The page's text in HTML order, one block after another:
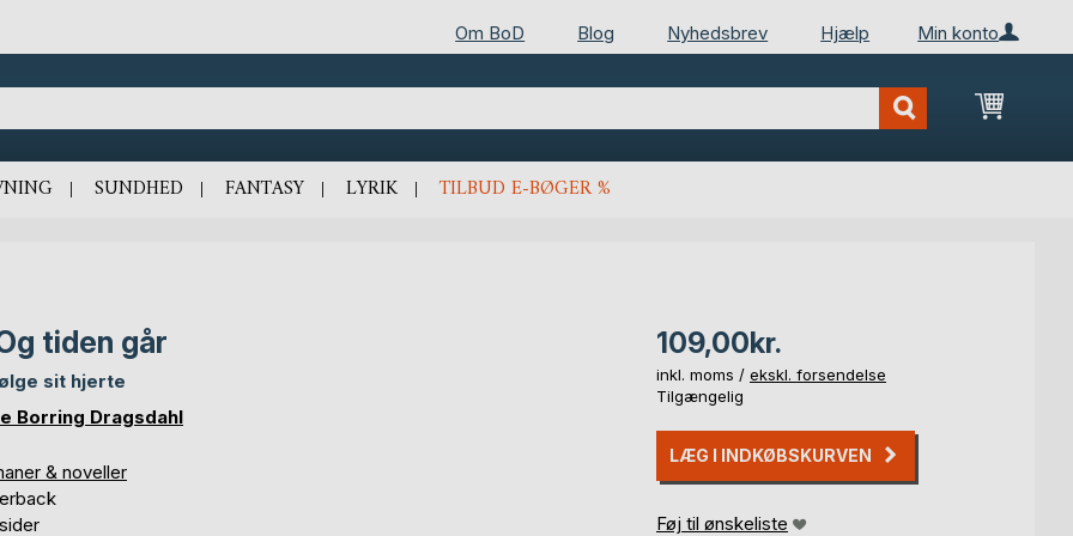
Min konto
Om BoD Blog Nyhedsbrev Hjælp
Min
SUNDHED FANTASY LYRIK TILBUD E-BØGER %
tiden går
sit hjerte
Borring Dragsdahl
& noveller
109,00kr.
inkl. moms / ekskl. forsendelse
Tilgængelig
LÆG I INDKØBSKURVEN
Føj til ønskeliste